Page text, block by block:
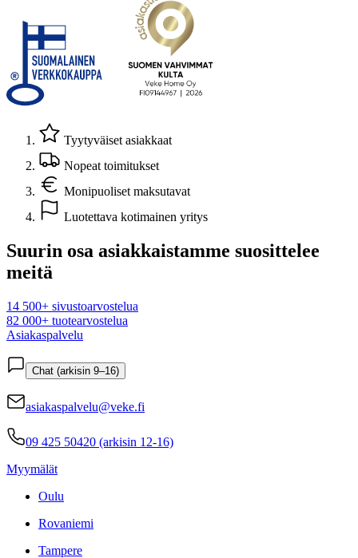
Tyytyväiset asiakkaat
Nopeat toimitukset
Monipuoliset maksutavat
Luotettava kotimainen yritys
Suurin osa asiakkaistamme suosittelee
meitä
14 500+ sivustoarvostelua
82 000+ tuotearvostelua
Asiakaspalvelu
Chat (arkisin 9–16)
asiakaspalvelu@veke.fi
09 425 50420 (arkisin 12-16)
Myymälät
Oulu
Rovaniemi
Tampere